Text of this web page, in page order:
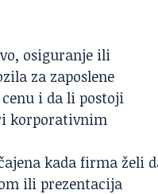
osiguranje ili
za zaposlene
i da li postoji
korporativnim
kada firma želi
ili prezentacija